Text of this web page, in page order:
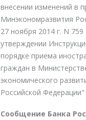
внесении изменений в
Минэкономразвития
27 ноября 2014 г. N
утверждении
порядке приема
граждан в
экономического
Российской Федерации"
Сообщение Банка